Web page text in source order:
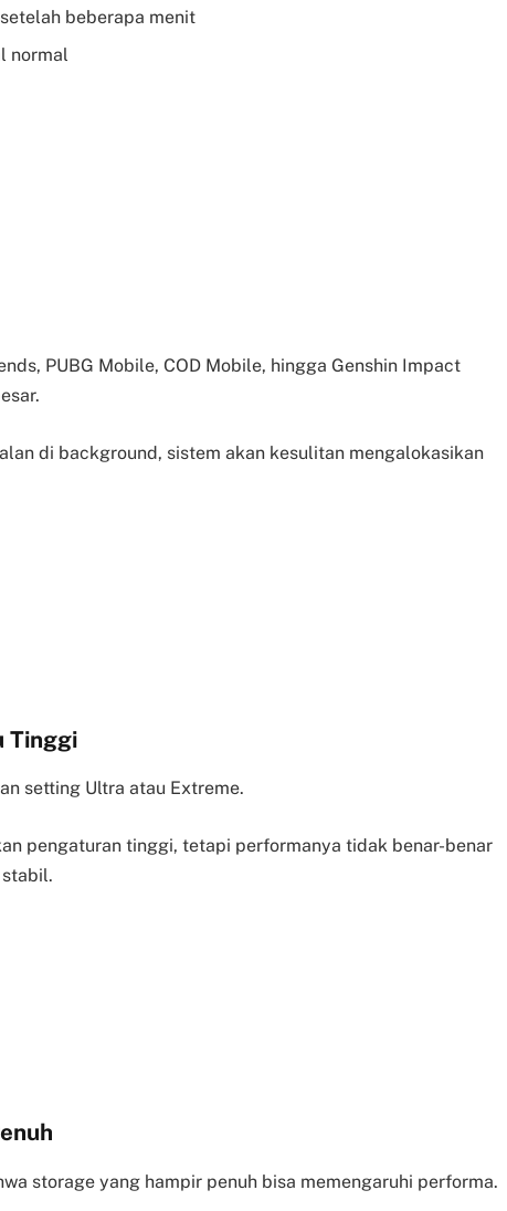
beberapa menit
normal
PUBG Mobile, COD Mobile, hingga Genshin Impact
di background, sistem akan kesulitan mengalokasikan
Tinggi
setting Ultra atau Extreme.
pengaturan tinggi, tetapi performanya tidak benar-benar
storage yang hampir penuh bisa memengaruhi performa.